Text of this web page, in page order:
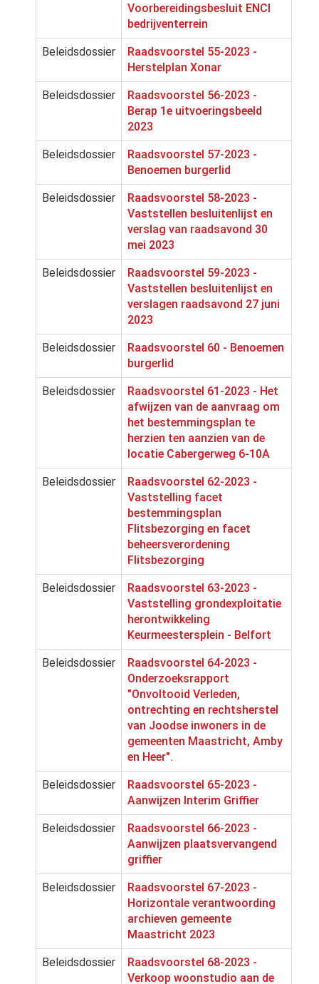
Voorbereidingsbesluit ENCI
bedrijventerrein
Beleidsdossier
Raadsvoorstel 55-2023 -
Herstelplan Xonar
Beleidsdossier
Raadsvoorstel 56-2023 -
Berap 1e uitvoeringsbeeld
2023
Beleidsdossier
Raadsvoorstel 57-2023 -
Benoemen burgerlid
Beleidsdossier
Raadsvoorstel 58-2023 -
Vaststellen besluitenlijst en
verslag van raadsavond 30
mei 2023
Beleidsdossier
Raadsvoorstel 59-2023 -
Vaststellen besluitenlijst en
verslagen raadsavond 27 juni
2023
Beleidsdossier
Raadsvoorstel 60 - Benoemen
burgerlid
Beleidsdossier
Raadsvoorstel 61-2023 - Het
afwijzen van de aanvraag om
het bestemmingsplan te
herzien ten aanzien van de
locatie Cabergerweg 6-10A
Beleidsdossier
Raadsvoorstel 62-2023 -
Vaststelling facet
bestemmingsplan
Flitsbezorging en facet
beheersverordening
Flitsbezorging
Beleidsdossier
Raadsvoorstel 63-2023 -
Vaststelling grondexploitatie
herontwikkeling
Keurmeestersplein - Belfort
Beleidsdossier
Raadsvoorstel 64-2023 -
Onderzoeksrapport
"Onvoltooid Verleden,
ontrechting en rechtsherstel
van Joodse inwoners in de
gemeenten Maastricht, Amby
en Heer".
Beleidsdossier
Raadsvoorstel 65-2023 -
Aanwijzen Interim Griffier
Beleidsdossier
Raadsvoorstel 66-2023 -
Aanwijzen plaatsvervangend
griffier
Beleidsdossier
Raadsvoorstel 67-2023 -
Horizontale verantwoording
archieven gemeente
Maastricht 2023
Beleidsdossier
Raadsvoorstel 68-2023 -
Verkoop woonstudio aan de